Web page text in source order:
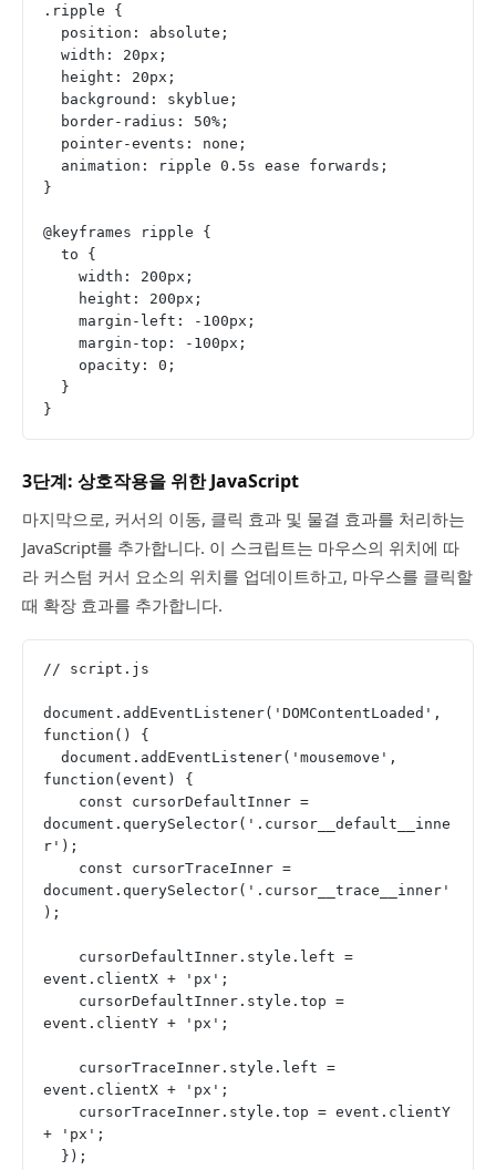
.ripple {
  position: absolute;
  width: 20px;
  height: 20px;
  background: skyblue;
  border-radius: 50%;
  pointer-events: none;
  animation: ripple 0.5s ease forwards;
}
@keyframes ripple {
  to {
    width: 200px;
    height: 200px;
    margin-left: -100px;
    margin-top: -100px;
    opacity: 0;
  }
}
3단계: 상호작용을 위한 JavaScript
마지막으로, 커서의 이동, 클릭 효과 및 물결 효과를 처리하는
JavaScript를 추가합니다. 이 스크립트는 마우스의 위치에 따
라 커스텀 커서 요소의 위치를 업데이트하고, 마우스를 클릭할
때 확장 효과를 추가합니다.
// script.js
document.addEventListener('DOMContentLoaded',
function() {
function(event) {
document.querySelector('.cursor__default__inne
r');
document.querySelector('.cursor__trace__inner'
);
event.clientX + 'px';
event.clientY + 'px';
event.clientX + 'px';
+ 'px';
  });